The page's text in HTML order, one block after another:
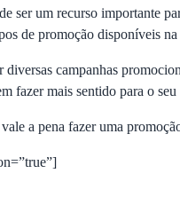
ser um recurso importante
de promoção disponíveis
campanhas
fazer mais sentido para o
a pena fazer uma